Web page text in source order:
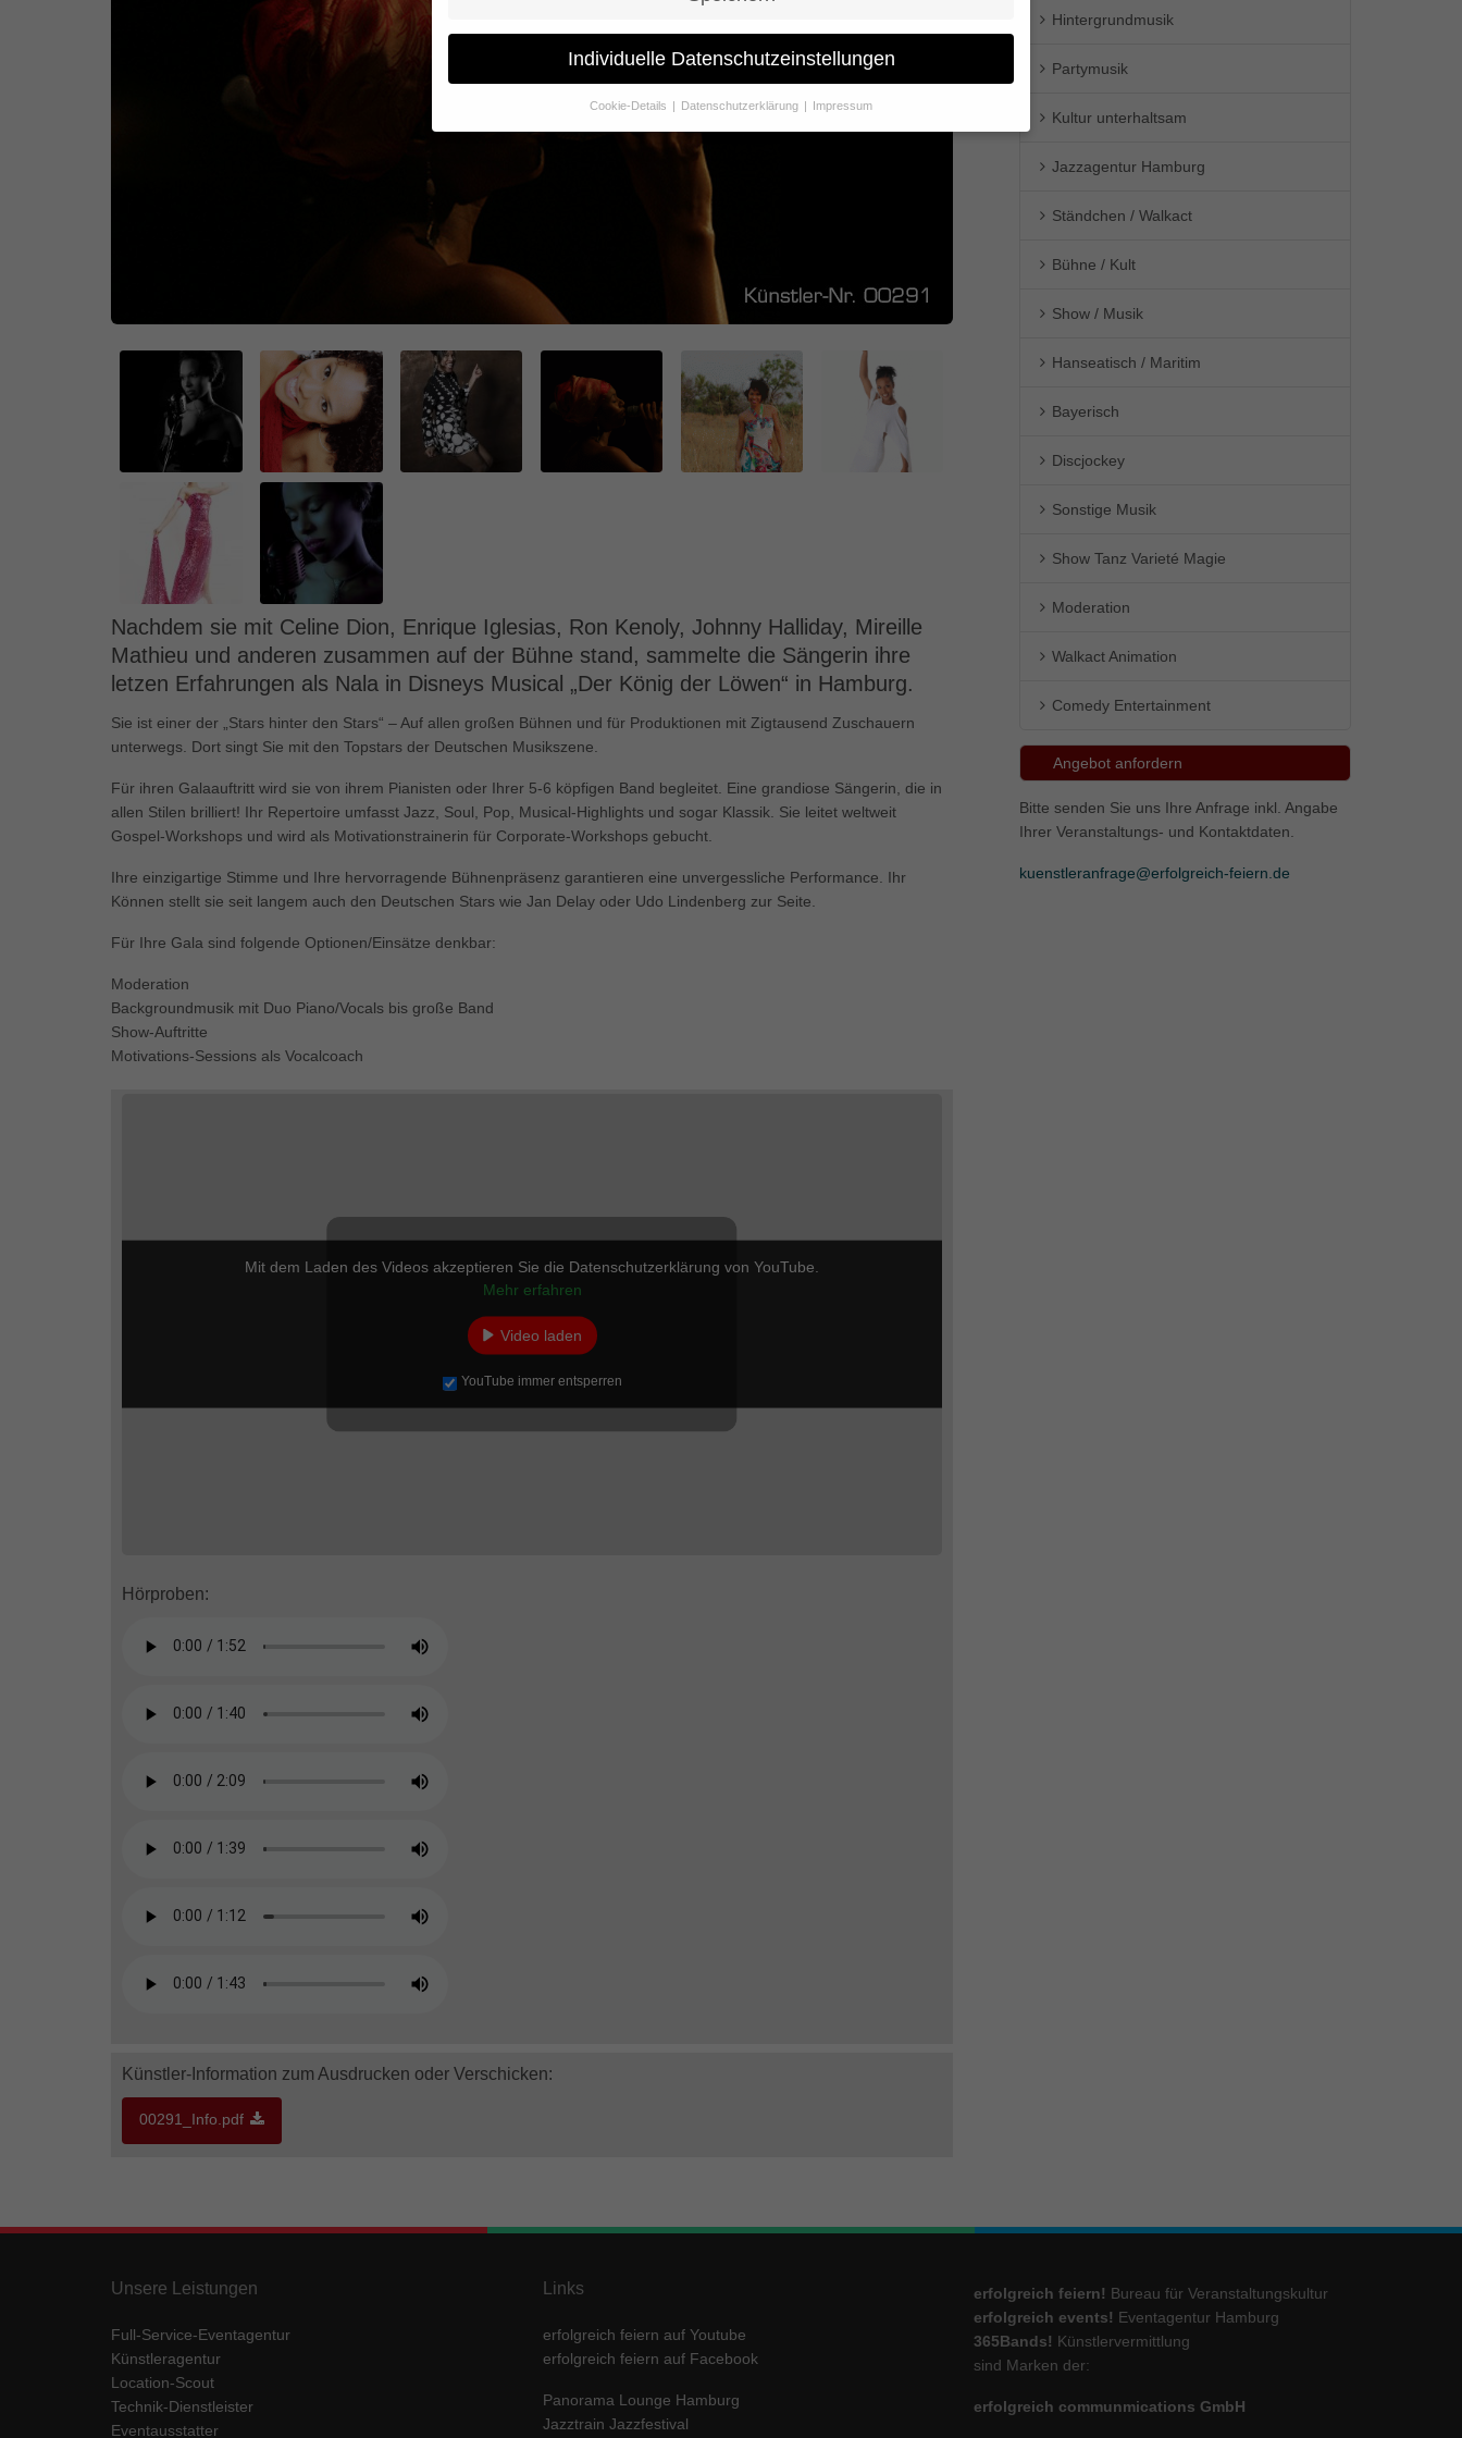
Nachdem sie mit Celine Dion, Enrique Iglesias, Ron Kenoly, Johnny Halliday, Mireille
Mathieu und anderen zusammen auf der Bühne stand, sammelte die Sängerin ihre
letzen Erfahrungen als Nala in Disneys Musical „Der König der Löwen“ in Hamburg.
Sie ist einer der „Stars hinter den Stars“ – Auf allen großen Bühnen und für Produktionen mit Zigtausend Zuschauern
unterwegs. Dort singt Sie mit den Topstars der Deutschen Musikszene.
Für ihren Galaauftritt wird sie von ihrem Pianisten oder Ihrer 5-6 köpfigen Band begleitet. Eine grandiose Sängerin, die in
allen Stilen brilliert! Ihr Repertoire umfasst Jazz, Soul, Pop, Musical-Highlights und sogar Klassik. Sie leitet weltweit
Gospel-Workshops und wird als Motivationstrainerin für Corporate-Workshops gebucht.
Ihre einzigartige Stimme und Ihre hervorragende Bühnenpräsenz garantieren eine unvergessliche Performance. Ihr
Können stellt sie seit langem auch den Deutschen Stars wie Jan Delay oder Udo Lindenberg zur Seite.
Für Ihre Gala sind folgende Optionen/Einsätze denkbar:
Moderation
Backgroundmusik mit Duo Piano/Vocals bis große Band
Show-Auftritte
Motivations-Sessions als Vocalcoach
Mit dem Laden des Videos akzeptieren Sie die Datenschutzerklärung von YouTube.
Mehr erfahren
Video laden
YouTube immer entsperren
Hörproben:
Künstler-Information zum Ausdrucken oder Verschicken:
00291_Info.pdf
Hintergrundmusik
Partymusik
Kultur unterhaltsam
Jazzagentur Hamburg
Ständchen / Walkact
Bühne / Kult
Show / Musik
Hanseatisch / Maritim
Bayerisch
Discjockey
Sonstige Musik
Show Tanz Varieté Magie
Moderation
Walkact Animation
Comedy Entertainment
Angebot anfordern
Bitte senden Sie uns Ihre Anfrage inkl. Angabe
Ihrer Veranstaltungs- und Kontaktdaten.
kuenstleranfrage@erfolgreich-feiern.de
Unsere Leistungen
Full-Service-Eventagentur
Künstleragentur
Location-Scout
Technik-Dienstleister
Eventausstatter
Links
erfolgreich feiern auf Youtube
erfolgreich feiern auf Facebook
Panorama Lounge Hamburg
Jazztrain Jazzfestival
erfolgreich feiern! Bureau für Veranstaltungskultur
erfolgreich events! Eventagentur Hamburg
365Bands! Künstlervermittlung
sind Marken der:
erfolgreich communmications GmbH
Individuelle Datenschutzeinstellungen
Cookie-Details Datenschutzerklärung Impressum
Datenschutzeinstellungen
Wenn Sie unter 16 Jahre alt sind und Ihre Zustimmung zu freiwilligen Diensten
geben möchten, müssen Sie Ihre Erziehungsberechtigten um Erlaubnis bitten.
Wir verwenden Cookies und andere Technologien auf unserer Website. Einige
von ihnen sind essenziell, während andere uns helfen, diese Website und Ihre
Erfahrung zu verbessern.
Personenbezogene Daten können verarbeitet werden
(z. B. IP-Adressen), z. B. für personalisierte Anzeigen und Inhalte oder Anzeigen-
und Inhaltsmessung.
Weitere Informationen über die Verwendung Ihrer Daten
finden Sie in unsererDatenschutzerklärung.
Einwilligung zu ganzen Kategorien geben oder sich weitere Informationen
anzeigen lassen und so nur bestimmte Cookies auswählen.
Speichern
Datenschutzeinstellungen
Marketing (1)
Marketing-Cookies werden von Drittanbietern oder Publishern verwendet, um personalisierte
Werbung anzuzeigen. Sie tun dies, indem sie Besucher über Websites hinweg verfolgen.
Externe Medien (5) Externe Medien
Inhalte von Videoplattformen und Social-Media-Plattformen werden standardmäßig blockiert.
Wenn Cookies von externen Medien akzeptiert werden, bedarf der Zugriff auf diese Inhalte
keiner manuellen Einwilligung mehr.